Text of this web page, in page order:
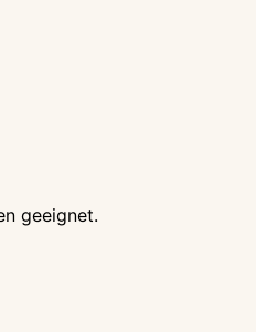
geeignet.